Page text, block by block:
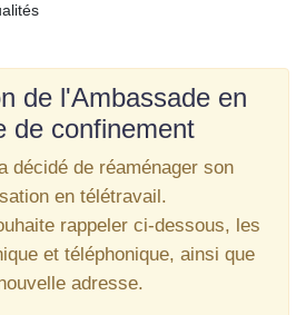
de l'Ambassade en
de confinement
décidé de réaménager son
en télétravail.
rappeler ci-dessous, les
et téléphonique, ainsi que
adresse.